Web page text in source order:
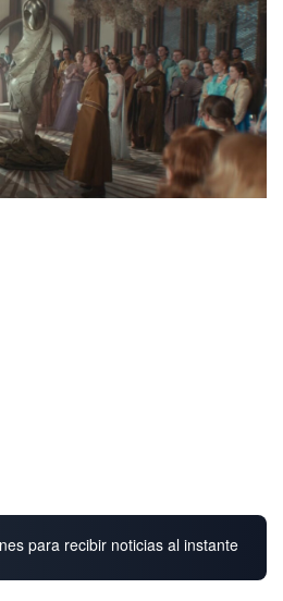
para recibir noticias al instante